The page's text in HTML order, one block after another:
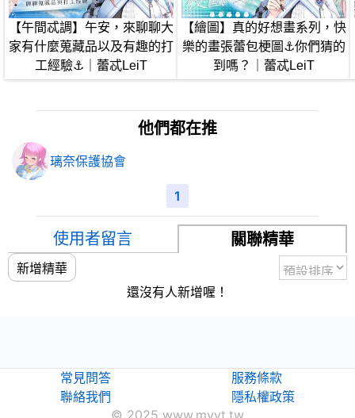
【午間忒調】午安，來聊聊大
家有什麼蒐藏品以及有趣的打
工經驗⚓｜蕾忒LeiT​
【繪圖】真的好想畫系列，快
樂的畫張蕾包梗圖⚓你們猜的
到嗎？｜蕾忒LeiT
他們都在推
璃奈保護協會
1
使用者留言 關聯精華
新增精華
還沒有人新增喔！
常見問答
聯絡我們
服務條款
隱私權政策
© 2025 www.myvt.tw